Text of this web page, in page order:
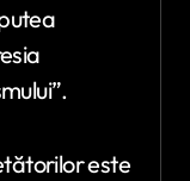
este